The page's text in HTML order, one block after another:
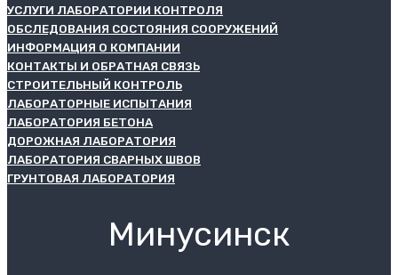
УСЛУГИ ЛАБОРАТОРИИ КОНТРОЛЯ
ОБСЛЕДОВАНИЯ СОСТОЯНИЯ СООРУЖЕНИЙ
ИНФОРМАЦИЯ О КОМПАНИИ
КОНТАКТЫ И ОБРАТНАЯ СВЯЗЬ
СТРОИТЕЛЬНЫЙ КОНТРОЛЬ
ЛАБОРАТОРНЫЕ ИСПЫТАНИЯ
ЛАБОРАТОРИЯ БЕТОНА
ДОРОЖНАЯ ЛАБОРАТОРИЯ
ЛАБОРАТОРИЯ СВАРНЫХ ШВОВ
ГРУНТОВАЯ ЛАБОРАТОРИЯ
Минусинск